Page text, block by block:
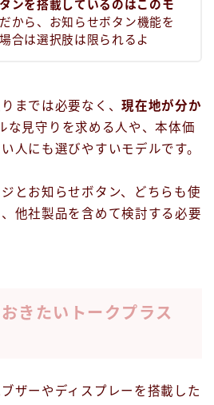
ンを搭載しているのはこのモ
だから、お知らせボタン機能を
合は選択肢は限られるよ
までは必要なく、現在地が分か
な見守りを求める人や、本体価
人にも選びやすいモデルです。
とお知らせボタン、どちらも使
他社製品を含めて検討する必要
きたいトークプラス
ザーやディスプレーを搭載した